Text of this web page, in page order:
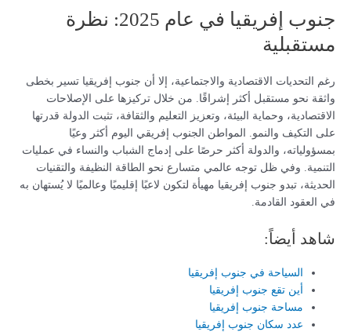
جنوب إفريقيا في عام 2025: نظرة
مستقبلية
رغم التحديات الاقتصادية والاجتماعية، إلا أن جنوب إفريقيا تسير بخطى
واثقة نحو مستقبل أكثر إشراقًا. من خلال تركيزها على الإصلاحات
الاقتصادية، وحماية البيئة، وتعزيز التعليم والثقافة، تثبت الدولة قدرتها
على التكيف والنمو. المواطن الجنوب إفريقي اليوم أكثر وعيًا
بمسؤولياته، والدولة أكثر حرصًا على إدماج الشباب والنساء في عمليات
التنمية. وفي ظل توجه عالمي متسارع نحو الطاقة النظيفة والتقنيات
الحديثة، تبدو جنوب إفريقيا مهيأة لتكون لاعبًا إقليميًا وعالميًا لا يُستهان به
في العقود القادمة.
شاهد أيضاً:
السياحة في جنوب إفريقيا
أين تقع جنوب إفريقيا
مساحة جنوب إفريقيا
عدد سكان جنوب إفريقيا